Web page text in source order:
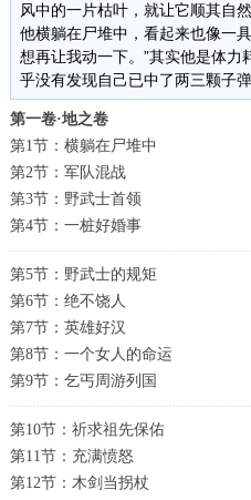
风中的一片枯叶，就让它顺其自然
他横躺在尸堆中，看起来也像一
想再让我动一下。”其实他是体
乎没有发现自己已中了两三颗子弹
第一卷·地之卷
第1节：横躺在尸堆中
第2节：军队混战
第3节：野武士首领
第4节：一桩好婚事
第5节：野武士的规矩
第6节：绝不饶人
第7节：英雄好汉
第8节：一个女人的命运
第9节：乞丐周游列国
第10节：祈求祖先保佑
第11节：充满愤怒
第12节：木剑当拐杖